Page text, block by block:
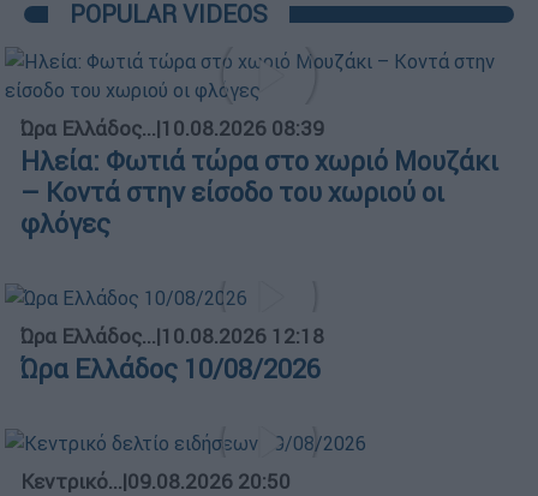
POPULAR VIDEOS
Ώρα Ελλάδος...|10.08.2026 08:39
Ηλεία: Φωτιά τώρα στο χωριό Μουζάκι
– Κοντά στην είσοδο του χωριού οι
φλόγες
Ώρα Ελλάδος...|10.08.2026 12:18
Ώρα Ελλάδος 10/08/2026
Κεντρικό...|09.08.2026 20:50